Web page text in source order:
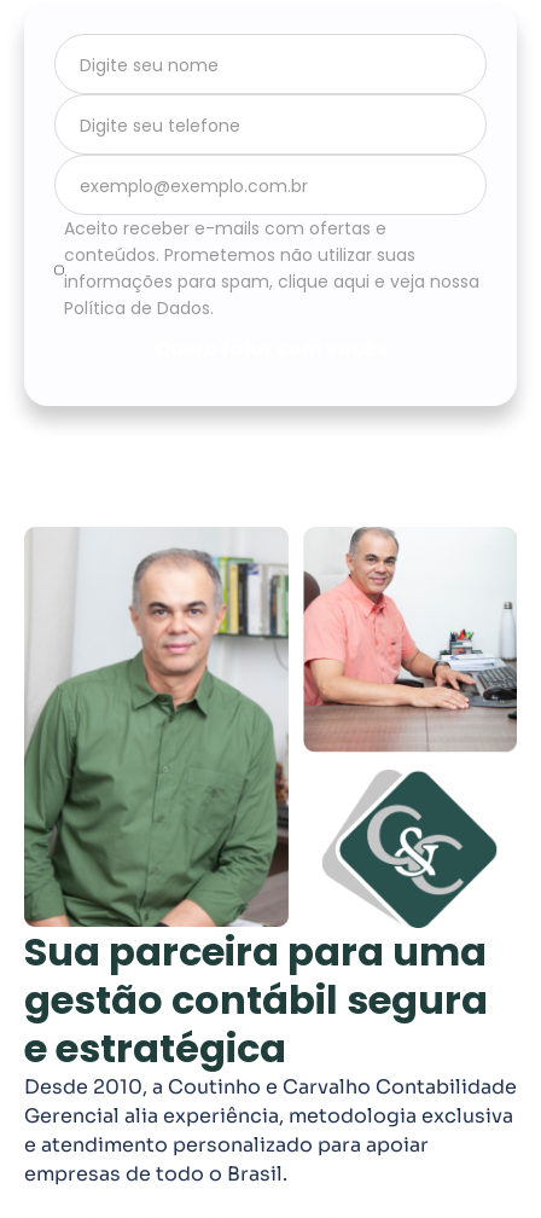
Aceito receber e-mails com ofertas e
conteúdos. Prometemos não utilizar suas
informações para spam, clique aqui e veja nossa
Política de Dados.
Sua parceira para uma
gestão contábil segura
e estratégica
Desde 2010, a Coutinho e Carvalho Contabilidade
Gerencial alia experiência, metodologia exclusiva
e atendimento personalizado para apoiar
empresas de todo o Brasil.